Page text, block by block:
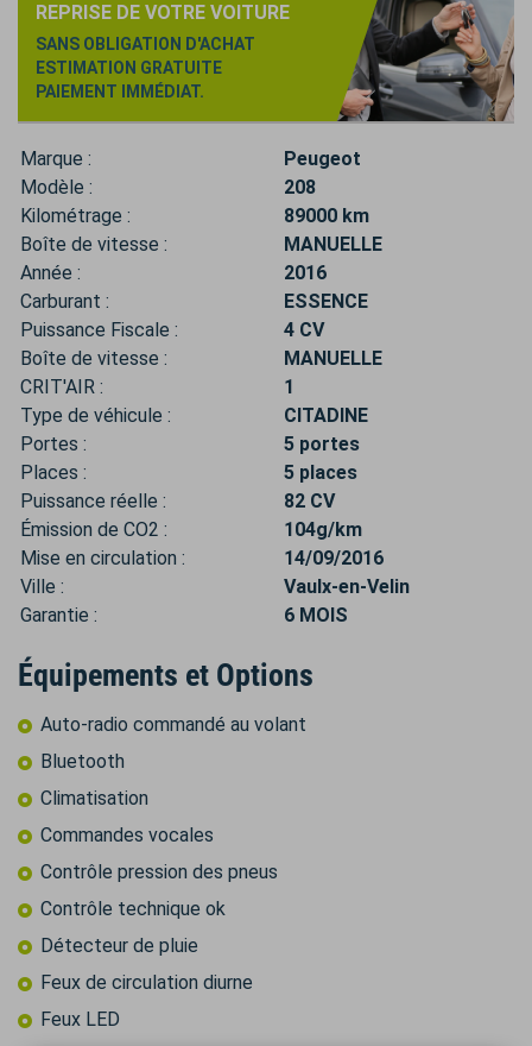
REPRISE DE VOTRE VOITURE
SANS OBLIGATION D'ACHAT
ESTIMATION GRATUITE
PAIEMENT IMMÉDIAT.
Marque :
Peugeot
Modèle :
208
Kilométrage :
89000 km
Boîte de vitesse :
MANUELLE
Année :
2016
Carburant :
ESSENCE
Puissance Fiscale :
4 CV
Boîte de vitesse :
MANUELLE
CRIT'AIR :
1
Type de véhicule :
CITADINE
Portes :
5 portes
Places :
5 places
Puissance réelle :
82 CV
Émission de CO2 :
104g/km
Mise en circulation :
14/09/2016
Ville :
Vaulx-en-Velin
Garantie :
6 MOIS
Équipements et Options
Auto-radio commandé au volant
Bluetooth
Climatisation
Commandes vocales
Contrôle pression des pneus
Contrôle technique ok
Détecteur de pluie
Feux de circulation diurne
Feux LED